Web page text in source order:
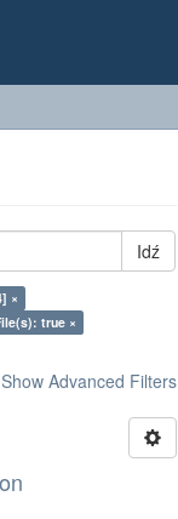
Idź
×
true ×
Show Advanced Filters